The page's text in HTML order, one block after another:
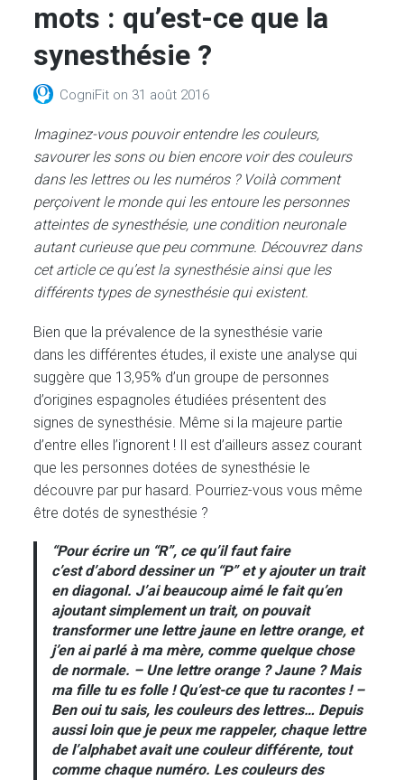
mots : qu’est-ce que la
synesthésie ?
CogniFit on 31 août 2016
Imaginez-vous pouvoir entendre les couleurs,
savourer les sons ou bien encore voir des couleurs
dans les lettres ou les numéros ? Voilà comment
perçoivent le monde qui les entoure les personnes
atteintes de synesthésie, une condition neuronale
autant curieuse que peu commune. Découvrez dans
cet article ce qu’est la synesthésie ainsi que les
différents types de synesthésie qui existent.
Bien que la prévalence de la synesthésie varie
dans les différentes études, il existe une analyse qui
suggère que 13,95% d’un groupe de personnes
d’origines espagnoles étudiées présentent des
signes de synesthésie. Même si la majeure partie
d’entre elles l’ignorent ! Il est d’ailleurs assez courant
que les personnes dotées de synesthésie le
découvre par pur hasard. Pourriez-vous vous même
être dotés de synesthésie ?
“Pour écrire un “R”, ce qu’il faut faire
c’est d’abord dessiner un “P” et y ajouter un trait
en diagonal. J’ai beaucoup aimé le fait qu’en
ajoutant simplement un trait, on pouvait
transformer une lettre jaune en lettre orange, et
j’en ai parlé à ma mère, comme quelque chose
de normale. – Une lettre orange ? Jaune ? Mais
ma fille tu es folle ! Qu’est-ce que tu racontes ! –
Ben oui tu sais, les couleurs des lettres… Depuis
aussi loin que je peux me rappeler, chaque lettre
de l’alphabet avait une couleur différente, tout
comme chaque numéro. Les couleurs des